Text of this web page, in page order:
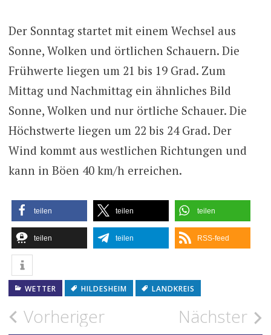
Der Sonntag startet mit einem Wechsel aus
Sonne, Wolken und örtlichen Schauern. Die
Frühwerte liegen um 21 bis 19 Grad. Zum
Mittag und Nachmittag ein ähnliches Bild
Sonne, Wolken und nur örtliche Schauer. Die
Höchstwerte liegen um 22 bis 24 Grad. Der
Wind kommt aus westlichen Richtungen und
kann in Böen 40 km/h erreichen.
teilen teilen teilen
teilen teilen RSS-feed
WETTER HILDESHEIM LANDKREIS
Beitragsnavigation
Vorheriger Nächster